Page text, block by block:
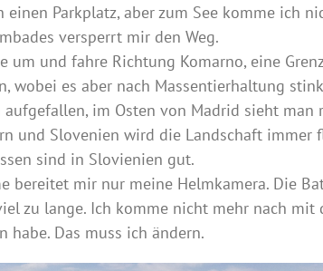
einen Parkplatz, aber zum See komme ich
versperrt mir den Weg.
um und fahre Richtung Komarno, eine
wobei es aber nach Massentierhaltung
aufgefallen, im Osten von Madrid sieht
und Slovenien wird die Landschaft immer
sind in Slovienien gut.
bereitet mir nur meine Helmkamera. Die
zu lange. Ich komme nicht mehr nach
habe. Das muss ich ändern.